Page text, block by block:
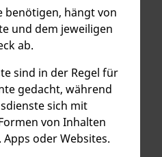
benötigen, hängt von
und dem jeweiligen
ab.
sind in der Regel für
gedacht, während
sich mit
von Inhalten
Apps oder Websites.